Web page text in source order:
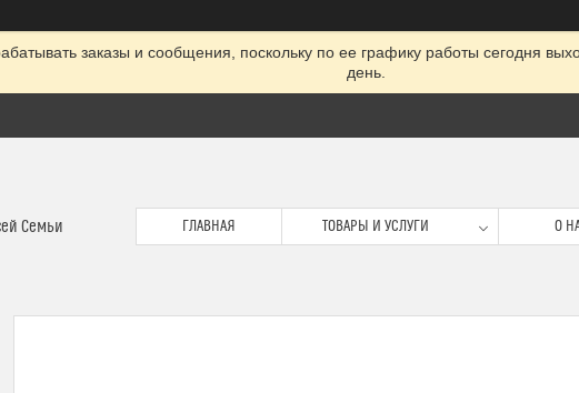
заказы и сообщения, поскольку по ее графику работы сегодня
день.
Семьи ГЛАВНАЯ ТОВАРЫ И УСЛУГИ О